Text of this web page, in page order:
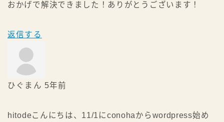
おかげで解決できました！ありがとうございます！
返信する
ひぐまん 5年前
hitodeこんにちは、11/1にconohaからwordpress始め